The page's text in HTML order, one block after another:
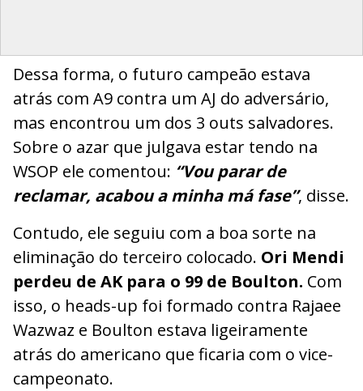
Dessa forma, o futuro campeão estava
atrás com A9 contra um AJ do adversário,
mas encontrou um dos 3 outs salvadores.
Sobre o azar que julgava estar tendo na
WSOP ele comentou: “Vou parar de
reclamar, acabou a minha má fase”, disse.
Contudo, ele seguiu com a boa sorte na
eliminação do terceiro colocado. Ori Mendi
perdeu de AK para o 99 de Boulton. Com
isso, o heads-up foi formado contra Rajaee
Wazwaz e Boulton estava ligeiramente
atrás do americano que ficaria com o vice-
campeonato.